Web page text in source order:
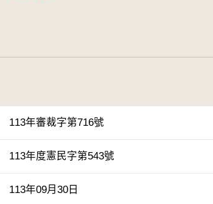
113年審裁字第716號
113年度憲民字第543號
113年09月30日